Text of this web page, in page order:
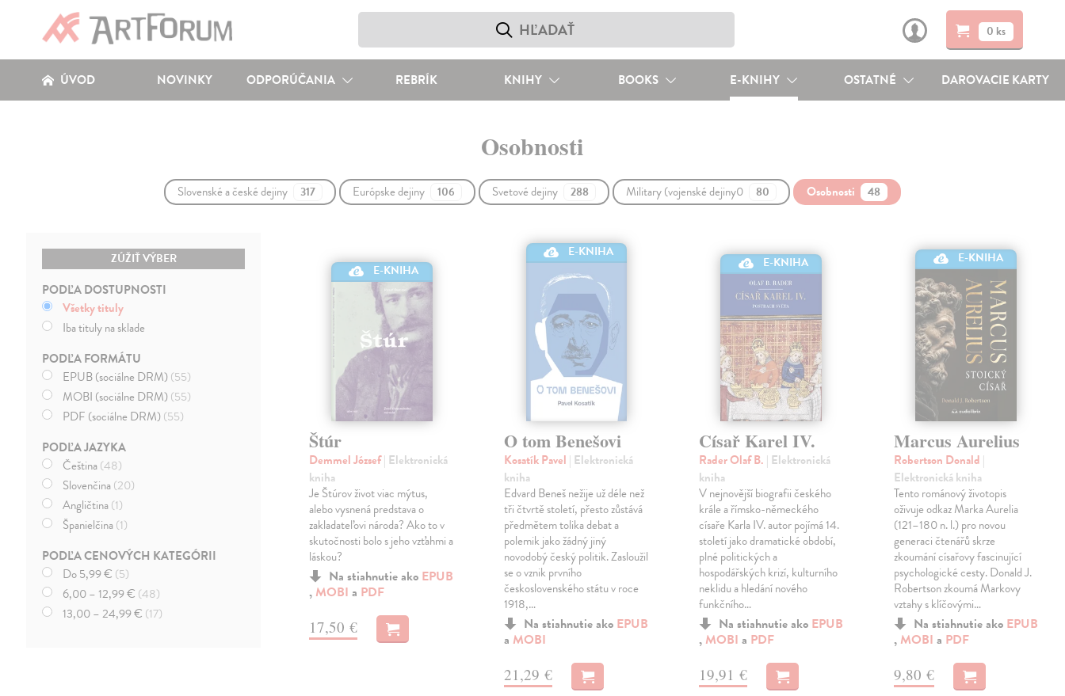
0 ks
ÚVOD NOVINKY ODPORÚČANIA REBRÍK KNIHY BOOKS E-KNIHY OSTATNÉ DAROVACIE KARTY
Osobnosti
Slovenské a české dejiny 317 Európske dejiny 106 Svetové dejiny 288 Military (vojenské dejiny0 80 Osobnosti 48
ZÚŽIŤ VÝBER
PODĽA DOSTUPNOSTI
Všetky tituly
Iba tituly na sklade
PODĽA FORMÁTU
EPUB (sociálne DRM)(55)
MOBI (sociálne DRM)(55)
PDF (sociálne DRM)(55)
PODĽA JAZYKA
Čeština(48)
Slovenčina(20)
Angličtina(1)
Španielčina(1)
PODĽA CENOVÝCH KATEGÓRII
Do 5,99 € (5)
6,00 – 12,99 € (48)
13,00 – 24,99 € (17)
E-KNIHA
Štúr
Demmel József| Elektronická
kniha
Je Štúrov život viac mýtus,
alebo vysnená predstava o
zakladateľovi národa? Ako to v
skutočnosti bolo s jeho vzťahmi a
láskou?
Na stiahnutie ako EPUB
, MOBI a PDF
17,50 €
E-KNIHA
O tom Benešovi
Kosatík Pavel | Elektronická
kniha
Edvard Beneš nežije už déle než
tři čtvrtě století, přesto zůstává
předmětem tolika debat a
polemik jako žádný jiný
novodobý český politik. Zasloužil
se o vznik prvního
československého státu v roce
1918,…
Na stiahnutie ako EPUB
a MOBI
21,29 €
E-KNIHA
Císař Karel IV.
Rader Olaf B. | Elektronická
kniha
V nejnovější biografii českého
krále a římsko-německého
císaře Karla IV. autor pojímá 14.
století jako dramatické období,
plné politických a
hospodářských krizí, kulturního
neklidu a hledání nového
funkčního…
Na stiahnutie ako EPUB
, MOBI a PDF
19,91 €
E-KNIHA
Marcus Aurelius
Robertson Donald |
Elektronická kniha
Tento románový životopis
oživuje odkaz Marka Aurelia
(121–180 n. l.) pro novou
generaci čtenářů skrze
zkoumání císařovy fascinující
psychologické cesty. Donald J.
Robertson zkoumá Markovy
vztahy s klíčovými…
Na stiahnutie ako EPUB
, MOBI a PDF
9,80 €